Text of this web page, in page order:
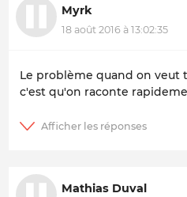
Myrk
18 août 2016 à 13:02:35
Le problème quand on
c'est qu'on raconte
Mathias Duval